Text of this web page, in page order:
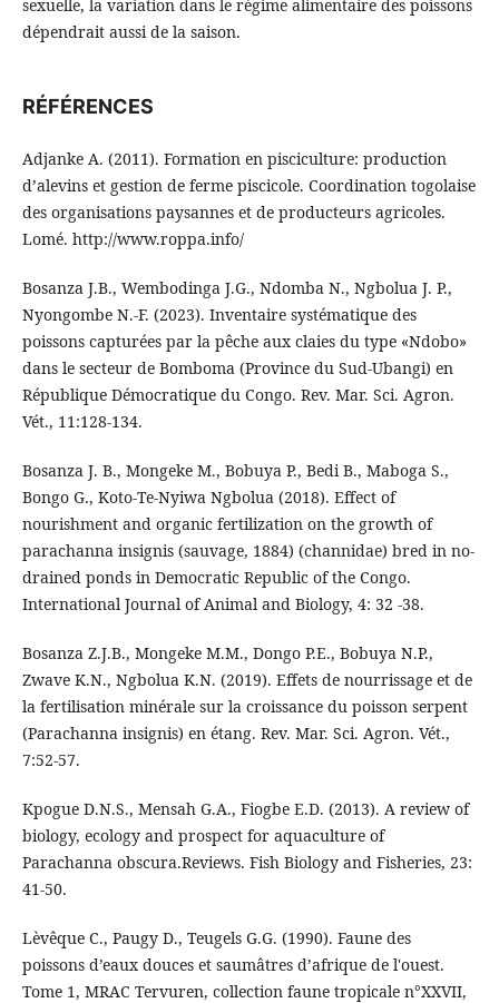
sexuelle, la variation dans le régime alimentaire des poissons
dépendrait aussi de la saison.
RÉFÉRENCES
Adjanke A. (2011). Formation en pisciculture: production
d’alevins et gestion de ferme piscicole. Coordination togolaise
des organisations paysannes et de producteurs agricoles.
Lomé. http://www.roppa.info/
Bosanza J.B., Wembodinga J.G., Ndomba N., Ngbolua J. P.,
Nyongombe N.-F. (2023). Inventaire systématique des
poissons capturées par la pêche aux claies du type «Ndobo»
dans le secteur de Bomboma (Province du Sud-Ubangi) en
République Démocratique du Congo. Rev. Mar. Sci. Agron.
Vét., 11:128-134.
Bosanza J. B., Mongeke M., Bobuya P., Bedi B., Maboga S.,
Bongo G., Koto-Te-Nyiwa Ngbolua (2018). Effect of
nourishment and organic fertilization on the growth of
parachanna insignis (sauvage, 1884) (channidae) bred in no-
drained ponds in Democratic Republic of the Congo.
International Journal of Animal and Biology, 4: 32 -38.
Bosanza Z.J.B., Mongeke M.M., Dongo P.E., Bobuya N.P.,
Zwave K.N., Ngbolua K.N. (2019). Effets de nourrissage et de
la fertilisation minérale sur la croissance du poisson serpent
(Parachanna insignis) en étang. Rev. Mar. Sci. Agron. Vét.,
7:52-57.
Kpogue D.N.S., Mensah G.A., Fiogbe E.D. (2013). A review of
biology, ecology and prospect for aquaculture of
Parachanna obscura.Reviews. Fish Biology and Fisheries, 23:
41-50.
Lèvêque C., Paugy D., Teugels G.G. (1990). Faune des
poissons d’eaux douces et saumâtres d’afrique de l'ouest.
Tome 1, MRAC Tervuren, collection faune tropicale n°XXVII,